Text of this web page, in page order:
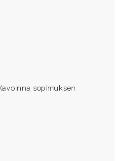
(avoinna sopimuksen